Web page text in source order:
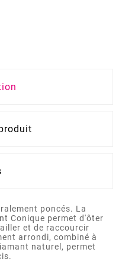
poncés. La
Conique permet d'ôter
et de raccourcir
arrondi, combiné à
naturel, permet